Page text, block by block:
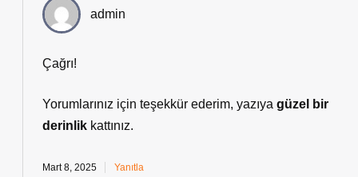
admin
Çağrı!
Yorumlarınız için teşekkür ederim, yazıya güzel bir
derinlik kattınız.
Mart 8, 2025 Yanıtla